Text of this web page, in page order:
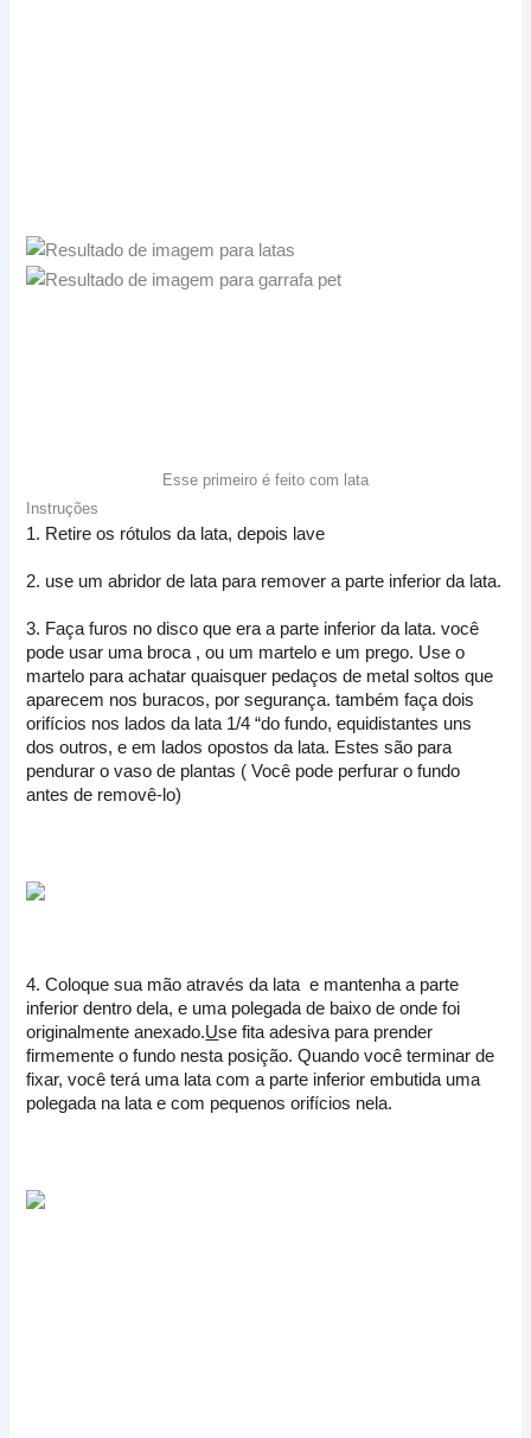
Esse primeiro é feito com lata
Instruções
1. Retire os rótulos da lata, depois lave
2. use um abridor de lata para remover a parte inferior da lata.
3. Faça furos no disco que era a parte inferior da lata.você
pode usar uma broca , ou um martelo e um prego. Use o
martelo para achatar quaisquer pedaços de metal soltos que
aparecem nos buracos, por segurança.também faça dois
orifícios nos lados da lata 1/4 “do fundo, equidistantes uns
dos outros, e em lados opostos da lata. Estes são para
pendurar o vaso de plantas ( Você pode perfurar o fundo
antes de removê-lo)
4. Coloque sua mão através da lata e mantenha a parte
inferior dentro dela, e uma polegada de baixo de onde foi
originalmente anexado.Use fita adesiva para prender
firmemente o fundo nesta posição.Quando você terminar de
fixar, você terá uma lata com a parte inferior embutida uma
polegada na lata e com pequenos orifícios nela.